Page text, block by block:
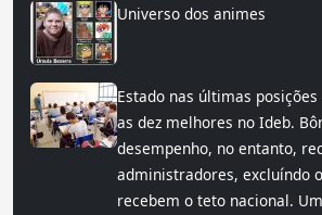
Universo dos animes
Estado nas últimas
as dez melhores no Ideb.
desempenho, no entanto,
administradores, excluíndo
recebem o teto nacional.